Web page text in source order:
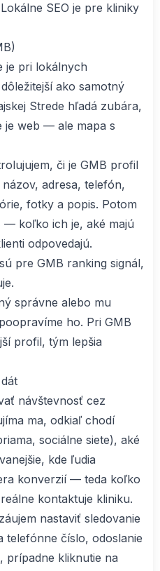
SEO je pre kliniky
je pri lokálnych
ako samotný
Strede hľadá zubára,
je web — ale mapa s
či je GMB profil
adresa, telefón,
fotky a popis. Potom
— koľko ich je, aké majú
odpovedajú.
pre GMB ranking signál,
správne alebo mu
ho. Pri GMB
profil, tým lepšia
návštevnosť cez
ma, odkiaľ chodí
sociálne siete), aké
kde ľudia
konverzií — teda koľko
kontaktuje kliniku.
nastaviť sledovanie
číslo, odoslanie
prípadne kliknutie na